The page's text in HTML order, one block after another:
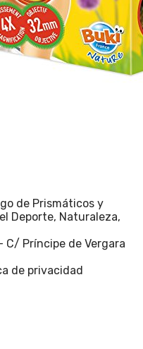
de Prismáticos y
Deporte, Naturaleza,
C/ Príncipe de Vergara
de privacidad